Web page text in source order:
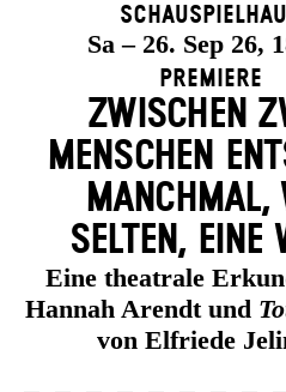
Sa – 26. Sep 26,
Premiere
ZWISCHEN
MENSCHEN
MANCH­MAL,
SELTEN, EINE
Eine theatrale
Hannah Arendt und
von Elfriede